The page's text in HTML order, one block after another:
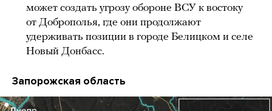
может создать угрозу обороне ВСУ к востоку
от Доброполья, где они продолжают
удерживать позиции в городе Белицком и селе
Новый Донбасс.
Запорожская область